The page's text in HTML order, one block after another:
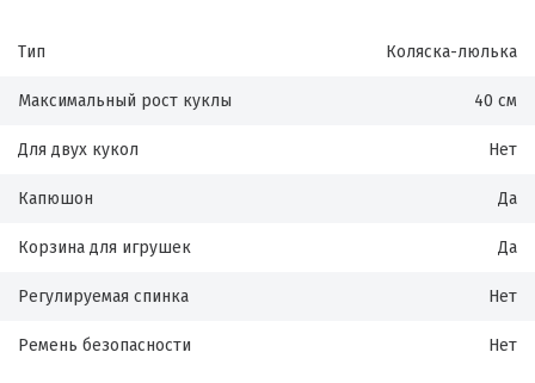
Тип Коляска-люлька
Максимальный рост куклы 40 см
Для двух кукол Нет
Капюшон Да
Корзина для игрушек Да
Регулируемая спинка Нет
Ремень безопасности Нет